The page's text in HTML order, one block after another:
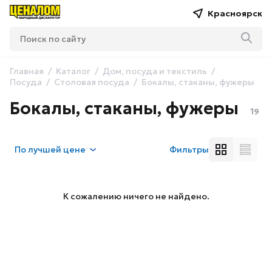
Красноярск
Главная Каталог
Дом, посуда и текстиль
Посуда
Столовая посуда Бокалы, стаканы, фужеры
Бокалы, стаканы, фужеры 19
Получшей цене Фильтры
К сожалению ничего не найдено.